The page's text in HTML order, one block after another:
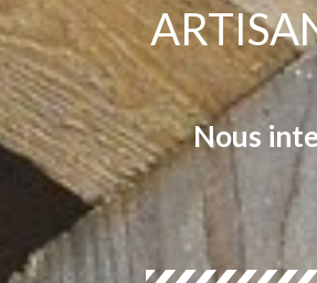
Nous